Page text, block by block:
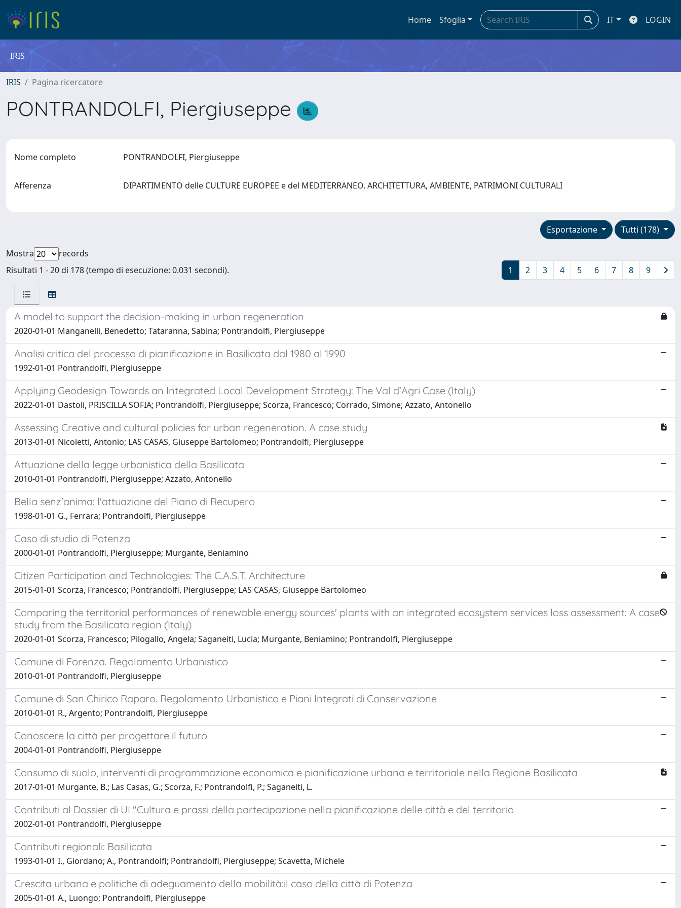
Home Sfoglia IT LOGIN
IRIS
IRIS Pagina ricercatore
PONTRANDOLFI, Piergiuseppe
Nome completo PONTRANDOLFI, Piergiuseppe
Afferenza DIPARTIMENTO delle CULTURE EUROPEE e del MEDITERRANEO, ARCHITETTURA, AMBIENTE, PATRIMONI CULTURALI
Tutti (178)
Esportazione
Mostra
records
Risultati 1 - 20 di 178 (tempo di esecuzione: 0.031 secondi).
1 2 3 4 5 6 7 8 9
A model to support the decision-making in urban regeneration
2020-01-01 Manganelli, Benedetto; Tataranna, Sabina; Pontrandolfi, Piergiuseppe
Analisi critica del processo di pianificazione in Basilicata dal 1980 al 1990
1992-01-01 Pontrandolfi, Piergiuseppe
Applying Geodesign Towards an Integrated Local Development Strategy: The Val d’Agri Case (Italy)
2022-01-01 Dastoli, PRISCILLA SOFIA; Pontrandolfi, Piergiuseppe; Scorza, Francesco; Corrado, Simone; Azzato, Antonello
Assessing Creative and cultural policies for urban regeneration. A case study
2013-01-01 Nicoletti, Antonio; LAS CASAS, Giuseppe Bartolomeo; Pontrandolfi, Piergiuseppe
Attuazione della legge urbanistica della Basilicata
2010-01-01 Pontrandolfi, Piergiuseppe; Azzato, Antonello
Bella senz'anima: l'attuazione del Piano di Recupero
1998-01-01 G., Ferrara; Pontrandolfi, Piergiuseppe
Caso di studio di Potenza
2000-01-01 Pontrandolfi, Piergiuseppe; Murgante, Beniamino
Citizen Participation and Technologies: The C.A.S.T. Architecture
2015-01-01 Scorza, Francesco; Pontrandolfi, Piergiuseppe; LAS CASAS, Giuseppe Bartolomeo
Comparing the territorial performances of renewable energy sources' plants with an integrated ecosystem services loss assessment: A case
study from the Basilicata region (Italy)
2020-01-01 Scorza, Francesco; Pilogallo, Angela; Saganeiti, Lucia; Murgante, Beniamino; Pontrandolfi, Piergiuseppe
Comune di Forenza. Regolamento Urbanistico
2010-01-01 Pontrandolfi, Piergiuseppe
Comune di San Chirico Raparo. Regolamento Urbanistico e Piani Integrati di Conservazione
2010-01-01 R., Argento; Pontrandolfi, Piergiuseppe
Conoscere la città per progettare il futuro
2004-01-01 Pontrandolfi, Piergiuseppe
Consumo di suolo, interventi di programmazione economica e pianificazione urbana e territoriale nella Regione Basilicata
2017-01-01 Murgante, B.; Las Casas, G.; Scorza, F.; Pontrandolfi, P.; Saganeiti, L.
Contributi al Dossier di UI "Cultura e prassi della partecipazione nella pianificazione delle città e del territorio
2002-01-01 Pontrandolfi, Piergiuseppe
Contributi regionali: Basilicata
1993-01-01 I., Giordano; A., Pontrandolfi; Pontrandolfi, Piergiuseppe; Scavetta, Michele
Crescita urbana e politiche di adeguamento della mobilità:il caso della città di Potenza
2005-01-01 A., Luongo; Pontrandolfi, Piergiuseppe